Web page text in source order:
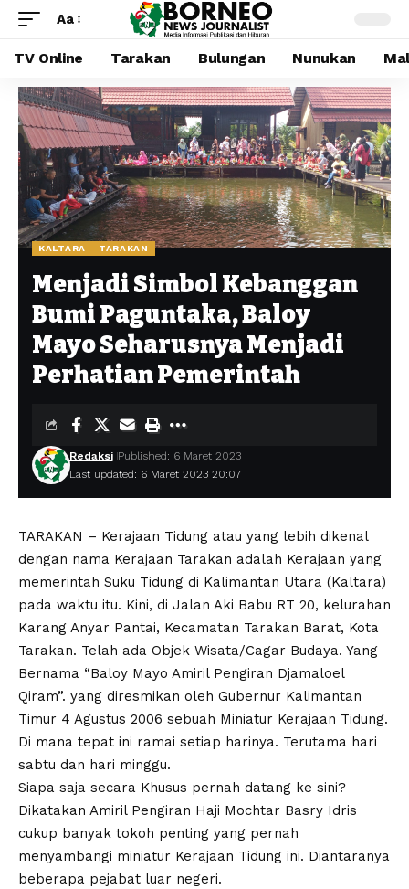
Aa
TV Online Tarakan Bulungan Nunukan
KALTARA TARAKAN
Menjadi Simbol Kebanggan
Bumi Paguntaka, Baloy
Mayo Seharusnya Menjadi
Perhatian Pemerintah
Last updated: 6 Maret 2023 20:07
Redaksi Published: 6 Maret 2023
TARAKAN – Kerajaan Tidung atau yang lebih dikenal
dengan nama Kerajaan Tarakan adalah Kerajaan yang
memerintah Suku Tidung di Kalimantan Utara (Kaltara)
pada waktu itu. Kini, di Jalan Aki Babu RT 20, kelurahan
Karang Anyar Pantai, Kecamatan Tarakan Barat, Kota
Tarakan. Telah ada Objek Wisata/Cagar Budaya. Yang
Bernama “Baloy Mayo Amiril Pengiran Djamaloel
Qiram”. yang diresmikan oleh Gubernur Kalimantan
Timur 4 Agustus 2006 sebuah Miniatur Kerajaan Tidung.
Di mana tepat ini ramai setiap harinya. Terutama hari
sabtu dan hari minggu.
Siapa saja secara Khusus pernah datang ke sini?
Dikatakan Amiril Pengiran Haji Mochtar Basry Idris
cukup banyak tokoh penting yang pernah
menyambangi miniatur Kerajaan Tidung ini. Diantaranya
beberapa pejabat luar negeri.